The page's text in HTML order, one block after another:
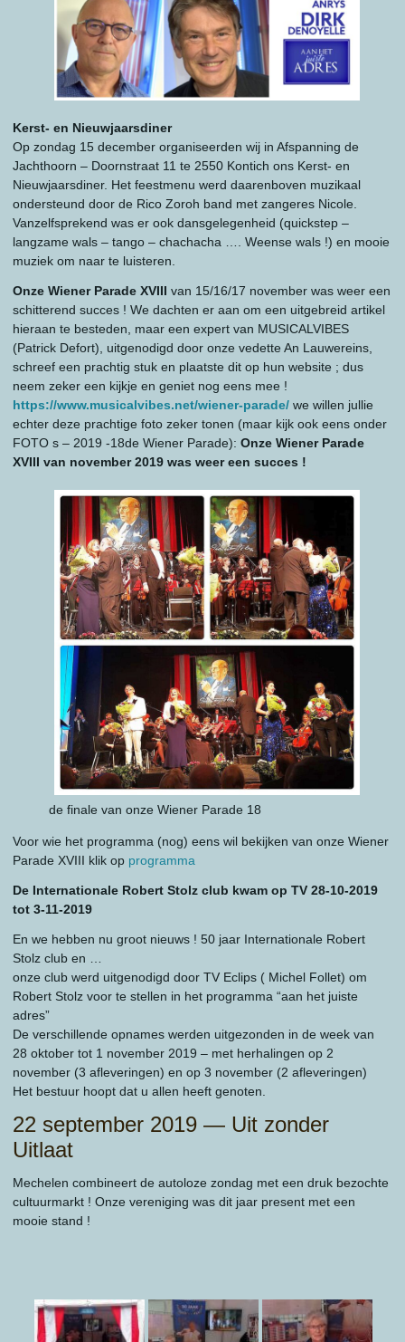
Kerst- en Nieuwjaarsdiner
Op zondag 15 december organiseerden wij in Afspanning de
Jachthoorn – Doornstraat 11 te 2550 Kontich ons Kerst- en
Nieuwjaarsdiner. Het feestmenu werd daarenboven muzikaal
ondersteund door de Rico Zoroh band met zangeres Nicole.
Vanzelfsprekend was er ook dansgelegenheid (quickstep –
langzame wals – tango – chachacha …. Weense wals !) en mooie
muziek om naar te luisteren.
Onze Wiener Parade XVIII van 15/16/17 november was weer een
schitterend succes ! We dachten er aan om een uitgebreid artikel
hieraan te besteden, maar een expert van MUSICALVIBES
(Patrick Defort), uitgenodigd door onze vedette An Lauwereins,
schreef een prachtig stuk en plaatste dit op hun website ; dus
neem zeker een kijkje en geniet nog eens mee !
https://www.musicalvibes.net/wiener-parade/ we willen jullie
echter deze prachtige foto zeker tonen (maar kijk ook eens onder
FOTO s – 2019 -18de Wiener Parade):Onze Wiener Parade
XVIII van november 2019 was weer een succes !
de finale van onze Wiener Parade 18
Voor wie het programma (nog) eens wil bekijken van onze Wiener
Parade XVIII klik op programma
De Internationale Robert Stolz club kwam op TV 28-10-2019
tot 3-11-2019
En we hebben nu groot nieuws ! 50 jaar Internationale Robert
Stolz club en …
onze club werd uitgenodigd door TV Eclips ( Michel Follet) om
Robert Stolz voor te stellen in het programma “aan het juiste
adres”
De verschillende opnames werden uitgezonden in de week van
28 oktober tot 1 november 2019 – met herhalingen op 2
november (3 afleveringen) en op 3 november (2 afleveringen)
Het bestuur hoopt dat u allen heeft genoten.
22 september 2019 — Uit zonder
Uitlaat
Mechelen combineert de autoloze zondag met een druk bezochte
cultuurmarkt ! Onze vereniging was dit jaar present met een
mooie stand !